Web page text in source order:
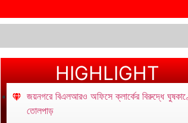
HIGHLIGHT
জয়নগরে বিএলআরও অফিসে ক্লার্কের বিরুদ্ধে
তোলপাড়